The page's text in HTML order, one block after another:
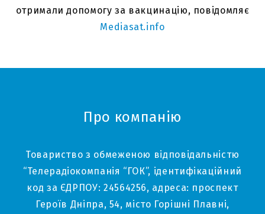
отримали допомогу за вакцинацію, повідомляє
Mediasat.info
Про компанію
Товариство з обмеженою відповідальністю
“Телерадіокомпанія “ГОК”, ідентифікаційний
код за ЄДРПОУ: 24564256, адреса: проспект
Героїв Дніпра, 54, місто Горішні Плавні,